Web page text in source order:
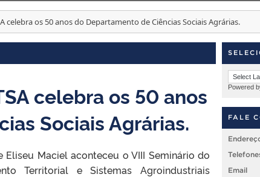
celebra os 50 anos do Departamento de Ciências Sociais Agrárias.
celebra os 50 anos
Sociais Agrárias.
Maciel aconteceu o VIII Seminário do
Territorial e Sistemas Agroindustriais
Powered
FALE
Email